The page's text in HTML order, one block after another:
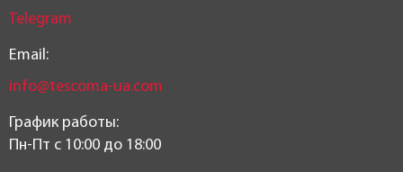
Telegram
Email:
info@tescoma-ua.com
График работы:
Пн-Пт c 10:00 до 18:00